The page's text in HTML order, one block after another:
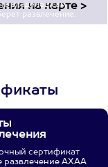
владелец сам
развлечение.
сертификат
развлечение АХАА